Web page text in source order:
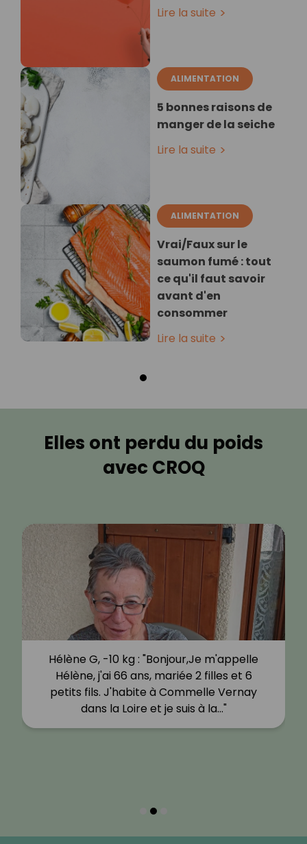
Lire la suite
ALIMENTATION
5 bonnes raisons de
manger de la seiche
Lire la suite
ALIMENTATION
Vrai/Faux sur le
saumon fumé : tout
ce qu'il faut savoir
avant d'en
consommer
Lire la suite
Elles ont perdu du poids
avec CROQ
Hélène G, -10 kg : "Bonjour,Je m'appelle
Hélène, j'ai 66 ans, mariée 2 filles et 6
petits fils. J'habite à Commelle Vernay
dans la Loire et je suis à la…"